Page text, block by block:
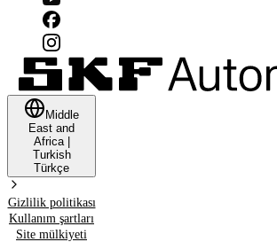
Middle
East and
Africa|
Turkish
Türkçe
Gizlilik politikası
Kullanım şartları
Site mülkiyeti